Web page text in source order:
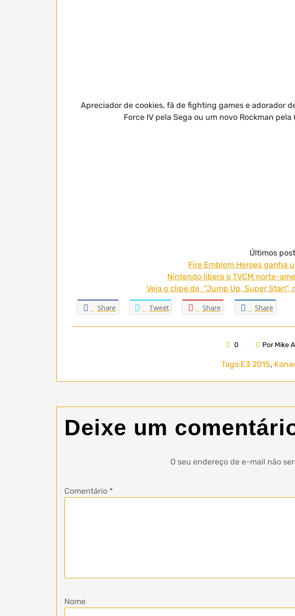
Apreciador de cookies, fã de fighting games e adorador
Force IV pela Sega ou um novo Rockman pela
Últimos
Fire Emblem Heroes ganha
Nintendo libera o TVCM norte-
Veja o clipe de “Jump Up, Super
Share Tweet Share Share
0 Por Mike
Tags:E3 2015,
Deixe um
O seu endereço de e-mail não
Comentário *
Nome